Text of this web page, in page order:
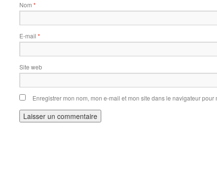
Nom *
E-mail *
Site web
Enregistrer mon nom, mon e-mail et mon site dans le navigateur